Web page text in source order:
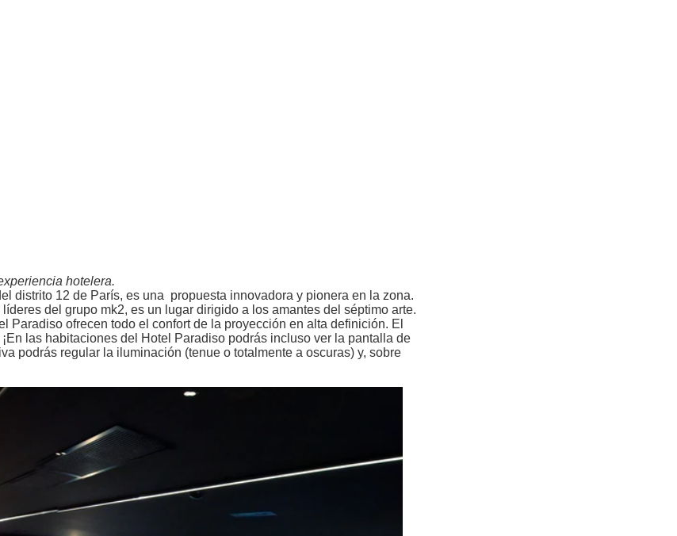
hotelera.
distrito 12 de París, es una propuesta innovadora y pionera en la zona.
del grupo mk2, es un lugar dirigido a los amantes del séptimo arte.
ofrecen todo el confort de la proyección en alta definición. El
las habitaciones del Hotel Paradiso podrás incluso ver la pantalla de
podrás regular la iluminación (tenue o totalmente a oscuras) y, sobre